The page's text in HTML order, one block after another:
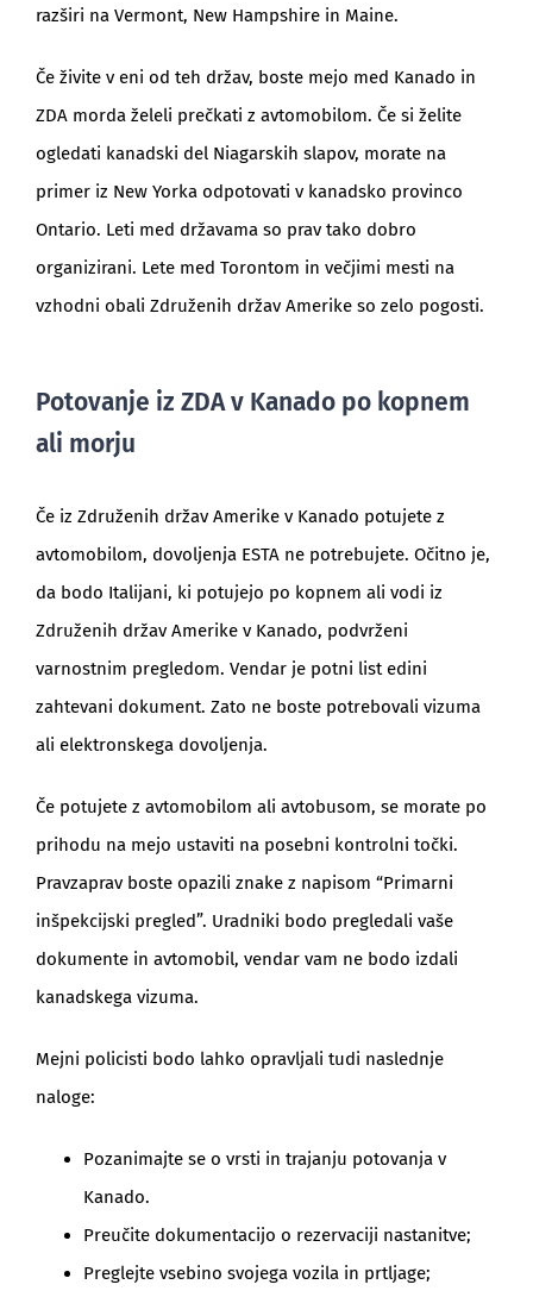
razširi na Vermont, New Hampshire in Maine.
Če živite v eni od teh držav, boste mejo med Kanado in
ZDA morda želeli prečkati z avtomobilom. Če si želite
ogledati kanadski del Niagarskih slapov, morate na
primer iz New Yorka odpotovati v kanadsko provinco
Ontario. Leti med državama so prav tako dobro
organizirani. Lete med Torontom in večjimi mesti na
vzhodni obali Združenih držav Amerike so zelo pogosti.
Potovanje iz ZDA v Kanado po kopnem
ali morju
Če iz Združenih držav Amerike v Kanado potujete z
avtomobilom, dovoljenja ESTA ne potrebujete. Očitno je,
da bodo Italijani, ki potujejo po kopnem ali vodi iz
Združenih držav Amerike v Kanado, podvrženi
varnostnim pregledom. Vendar je potni list edini
zahtevani dokument. Zato ne boste potrebovali vizuma
ali elektronskega dovoljenja.
Če potujete z avtomobilom ali avtobusom, se morate po
prihodu na mejo ustaviti na posebni kontrolni točki.
Pravzaprav boste opazili znake z napisom “Primarni
inšpekcijski pregled”. Uradniki bodo pregledali vaše
dokumente in avtomobil, vendar vam ne bodo izdali
kanadskega vizuma.
Mejni policisti bodo lahko opravljali tudi naslednje
naloge:
Pozanimajte se o vrsti in trajanju potovanja v
Kanado.
Preučite dokumentacijo o rezervaciji nastanitve;
Preglejte vsebino svojega vozila in prtljage;